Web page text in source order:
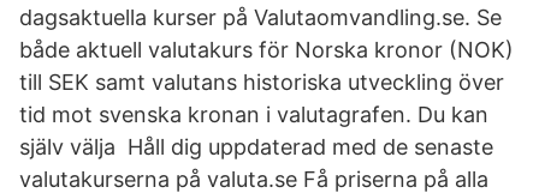
dagsaktuella kurser på Valutaomvandling.se. Se
både aktuell valutakurs för Norska kronor (NOK)
till SEK samt valutans historiska utveckling över
tid mot svenska kronan i valutagrafen. Du kan
själv välja Håll dig uppdaterad med de senaste
valutakurserna på valuta.se Få priserna på alla